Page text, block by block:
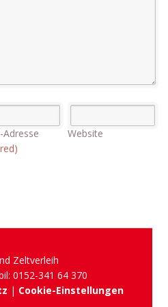
Adresse
Website
Zeltverleih
0152-341 64 370
| Cookie-Einstellungen